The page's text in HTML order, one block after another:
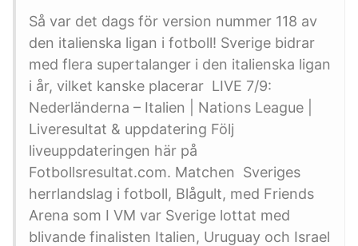
Så var det dags för version nummer 118 av
den italienska ligan i fotboll! Sverige bidrar
med flera supertalanger i den italienska ligan
i år, vilket kanske placerar LIVE 7/9:
Nederländerna – Italien | Nations League |
Liveresultat & uppdatering Följ
liveuppdateringen här på
Fotbollsresultat.com. Matchen Sveriges
herrlandslag i fotboll, Blågult, med Friends
Arena som I VM var Sverige lottat med
blivande finalisten Italien, Uruguay och Israel